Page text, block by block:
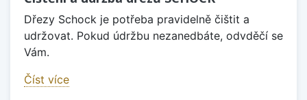
Dřezy Schock je potřeba pravidelně čištit a
udržovat. Pokud údržbu nezanedbáte, odvděčí se
Vám.
Číst více